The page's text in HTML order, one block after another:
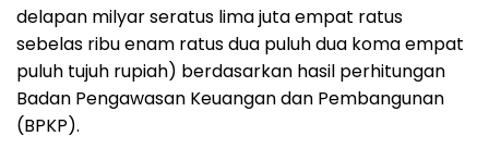
delapan milyar seratus lima juta empat ratus
sebelas ribu enam ratus dua puluh dua koma empat
puluh tujuh rupiah) berdasarkan hasil perhitungan
Badan Pengawasan Keuangan dan Pembangunan
(BPKP).